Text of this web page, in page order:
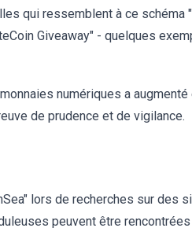
qui ressemblent à ce schéma
Giveaway" - quelques
numériques a augmenté
de prudence et de vigilance.
lors de recherches sur des
peuvent être